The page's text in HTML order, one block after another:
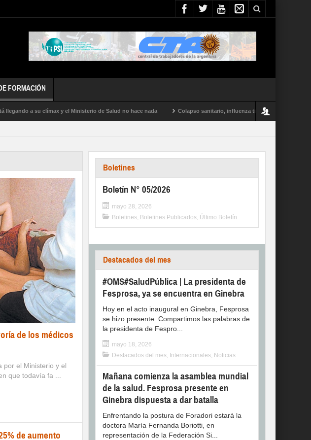
FORMACIÓN
a su clímax y el Ministerio de Salud no hace nada Colapso sanitario, influenza tipo A y conflictos en todo el
de los médicos
por el Ministerio y el
que todavía fa ...
de aumento
Boletines
Boletín N° 05/2026
mayo 28, 2026
Boletines, Boletines Publicados, Último Boletín
Destacados del mes
#OMS#SaludPública | La presidenta de
Fesprosa, ya se encuentra en Ginebra
Hoy en el acto inaugural en Ginebra, Fesprosa
se hizo presente. Compartimos las palabras de
la presidenta de Fespro...
mayo 18, 2026
Destacados del mes, Internacionales, Noticias
Mañana comienza la asamblea mundial
de la salud. Fesprosa presente en
Ginebra dispuesta a dar batalla
Enfrentando la postura de Foradori estará la
doctora María Fernanda Boriotti, en
representación de la Federación Si...